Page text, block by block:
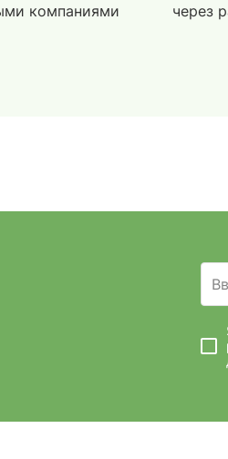
компаниями
через